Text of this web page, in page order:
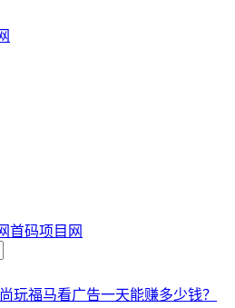
首码项目网
尚玩福马看广告一天能赚多少钱？